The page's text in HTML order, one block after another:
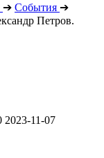
➔ События ➔
Петров.
2023-11-07